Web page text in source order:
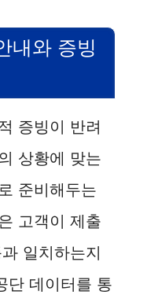
내와 증빙
증빙이 반려
상황에 맞는
준비해두는
고객이 제출
일치하는지
단 데이터를 통